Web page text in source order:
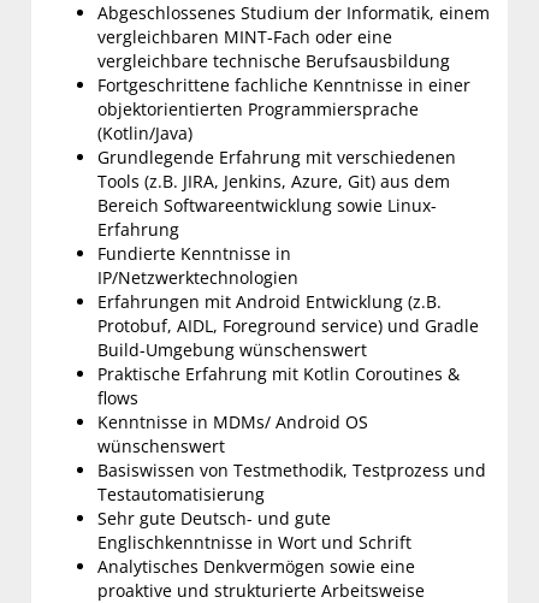
Abgeschlossenes Studium der Informatik, einem
vergleichbaren MINT-Fach oder eine
vergleichbare technische Berufsausbildung
Fortgeschrittene fachliche Kenntnisse in einer
objektorientierten Programmiersprache
(Kotlin/Java)
Grundlegende Erfahrung mit verschiedenen
Tools (z.B. JIRA, Jenkins, Azure, Git) aus dem
Bereich Softwareentwicklung sowie Linux-
Erfahrung
Fundierte Kenntnisse in
IP/Netzwerktechnologien
Erfahrungen mit Android Entwicklung (z.B.
Protobuf, AIDL, Foreground service) und Gradle
Build-Umgebung wünschenswert
Praktische Erfahrung mit Kotlin Coroutines &
flows
Kenntnisse in MDMs/ Android OS
wünschenswert
Basiswissen von Testmethodik, Testprozess und
Testautomatisierung
Sehr gute Deutsch- und gute
Englischkenntnisse in Wort und Schrift
Analytisches Denkvermögen sowie eine
proaktive und strukturierte Arbeitsweise